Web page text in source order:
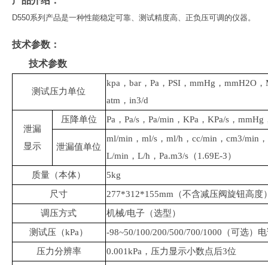
D550系列产品是一种性能稳定可靠、测试精度高、正负压可调的仪器。
技术参数：
技术参数
测试压力单位
kpa，bar，Pa，PSI，mmHg，mmH2O
atm，in3/d
泄漏
显示
压降单位 Pa，Pa/s，Pa/min，KPa，KPa/s，
泄漏值单位
ml/min，ml/s，ml/h，cc/min，cm3/min
L/min，L/h，Pa.m3/s（1.69E-3）
质量（本体）
5kg
尺寸
277*312*155mm（不含减压阀旋钮高度
调压方式
机械/电子（选型）
测试压（kPa）
-98~50/100/200/500/700/1000（可选）
压力分辨率
0.001kPa，压力显示小数点后3位